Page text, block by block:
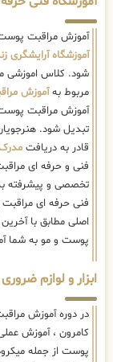
آموزش مراقبت
آموزشگاه آرایشگری
شود. کلاس اموزشی
مربوط بهآموزش
آموزش مراقبت
تبدیل شود.
قادر به دریافت
فنی و حرفه ای
تخصصی و پیشرفته
فنی حرفه ای
اصلی مطابق با
پوست و مو به شما
ابزار و لوازم
در دوره آموزش
کامرون ، آموزش
پوست از جمله